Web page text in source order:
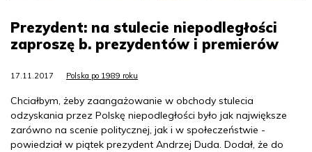
Prezydent: na stulecie niepodległości
zaproszę b. prezydentów i premierów
17.11.2017 Polska po 1989 roku
Chciałbym, żeby zaangażowanie w obchody stulecia
odzyskania przez Polskę niepodległości było jak największe
zarówno na scenie politycznej, jak i w społeczeństwie -
powiedział w piątek prezydent Andrzej Duda. Dodał, że do